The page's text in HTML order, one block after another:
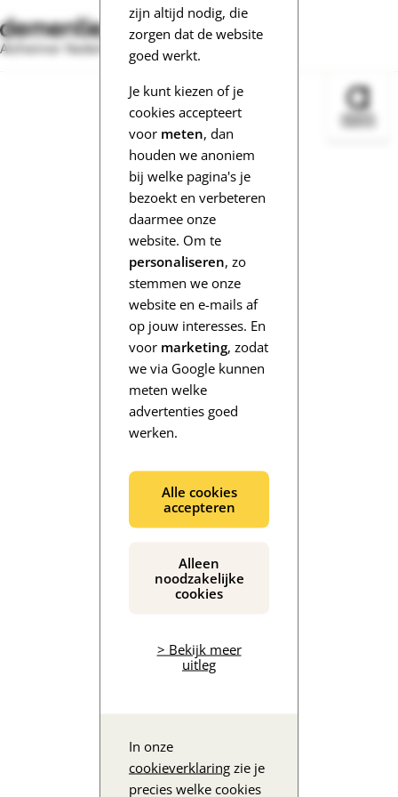
zijn altijd nodig, die
zorgen dat de website
goed werkt.
Je kunt kiezen of je
cookies accepteert
voor meten, dan
houden we anoniem
bij welke pagina's je
bezoekt en verbeteren
daarmee onze
website. Om te
personaliseren, zo
stemmen we onze
website en e-mails af
op jouw interesses. En
voor marketing, zodat
we via Google kunnen
meten welke
advertenties goed
werken.
Alle cookies
accepteren
Alleen
noodzakelijke
cookies
> Bekijk meer
uitleg
In onze
cookieverklaring zie je
precies welke cookies
Alzheimer Nederland
De inhoud wordt geladen...